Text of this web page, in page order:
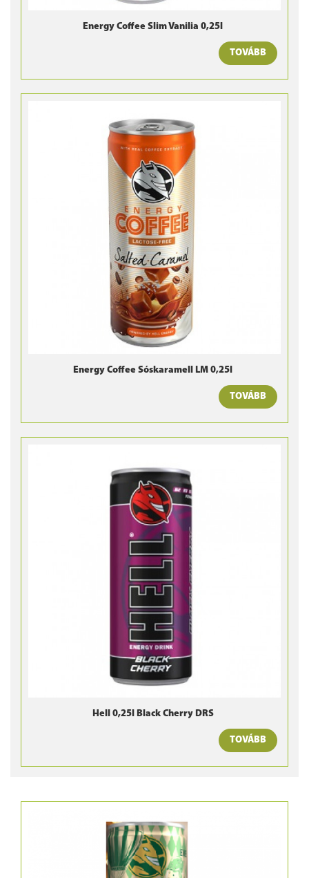
Energy Coffee Slim Vanilia 0,25l
TOVÁBB
Energy Coffee Sóskaramell LM 0,25l
TOVÁBB
Hell 0,25l Black Cherry DRS
TOVÁBB